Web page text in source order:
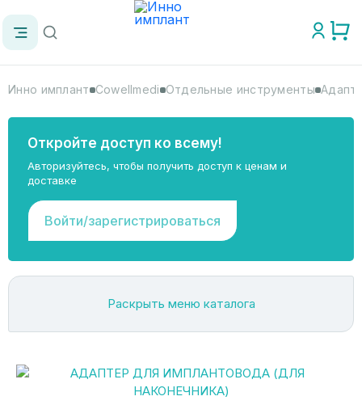
Инно имплант Cowellmedi Отдельные инструменты
Откройте доступ ко всему!
Авторизуйтесь, чтобы получить доступ к ценам и
доставке
Войти/зарегистрироваться
Раскрыть меню каталога